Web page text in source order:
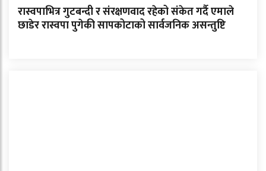
रास्वपाभित्र गुटबन्दी र संरक्षणवाद रहेको संकेत गर्दै एमाले
छाडेर रास्वपा पुगेकी सापकोटाको सार्वजनिक असन्तुष्टि